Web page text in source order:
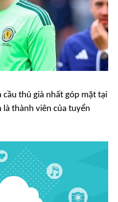
cầu thủ già nhất góp mặt tại
là thành viên của tuyển